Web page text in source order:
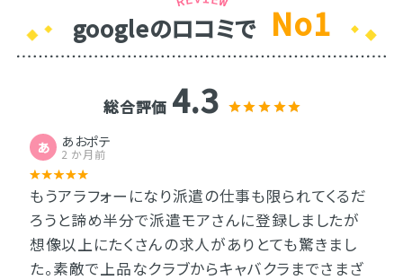
googleのロコミで No1
総合評価 4.3
あ あおポテ
2 か月前
もうアラフォーになり派遣の仕事も限られてくるだ
ろうと諦め半分で派遣モアさんに登録しましたが
想像以上にたくさんの求人がありとても驚きまし
た。素敵で上品なクラブからキャバクラまでさまざ